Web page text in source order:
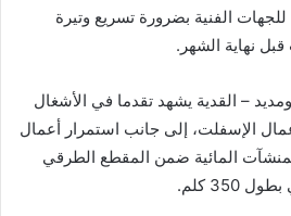
الفنية بضرورة تسريع وتيرة
نهاية الشهر.
– القدية يشهد تقدما في الأشغال
أعمال الإسفلت، إلى جانب استمرار أعمال
المائية ضمن المقطع الطرقي
كلم.